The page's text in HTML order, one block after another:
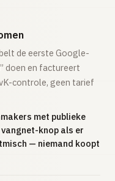
de eerste Google-
doen en factureert
controle, geen tarief
met publieke
knop als er
— niemand koopt